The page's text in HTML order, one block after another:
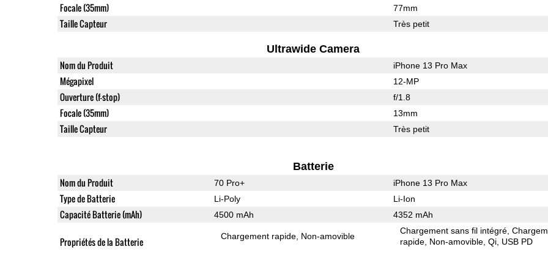
Focale (35mm) 77mm
Taille Capteur Très petit
Ultrawide Camera
Nom du Produit iPhone 13 Pro Max
Mégapixel 12-MP
Ouverture (f-stop) f/1.8
Focale (35mm) 13mm
Taille Capteur Très petit
Batterie
Nom du Produit 70 Pro+ iPhone 13 Pro Max
Type de Batterie Li-Poly Li-Ion
Capacité Batterie (mAh) 4500 mAh 4352 mAh
Propriétés de la Batterie Chargement rapide Non-amovible
Chargement sans fil intégré
rapide Non-amovible Qi USB PD